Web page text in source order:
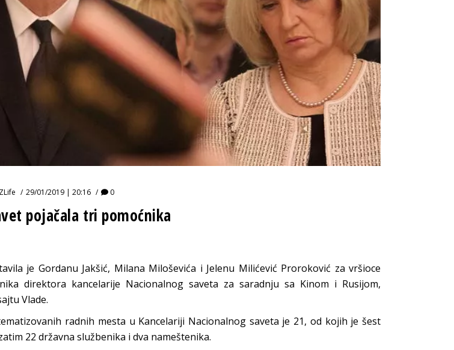
29/01/2019 | 20:16 0
pojačala tri pomoćnika
je Gordanu Jakšić, Milana Miloševića i Jelenu Milićević Proroković za vršioce
direktora kancelarije Nacionalnog saveta za saradnju sa Kinom i Rusijom,
Vlade.
radnih mesta u Kancelariji Nacionalnog saveta je 21, od kojih je šest
22 državna službenika i dva nameštenika.